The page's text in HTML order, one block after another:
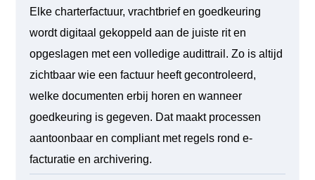
Elke charterfactuur, vrachtbrief en goedkeuring
wordt digitaal gekoppeld aan de juiste rit en
opgeslagen met een volledige audittrail. Zo is altijd
zichtbaar wie een factuur heeft gecontroleerd,
welke documenten erbij horen en wanneer
goedkeuring is gegeven. Dat maakt processen
aantoonbaar en compliant met regels rond e-
facturatie en archivering.